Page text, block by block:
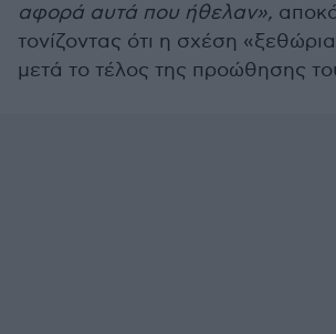
αφορά αυτά που ήθελαν»,
τονίζοντας ότι η σχέση
μετά το τέλος της προώθησης